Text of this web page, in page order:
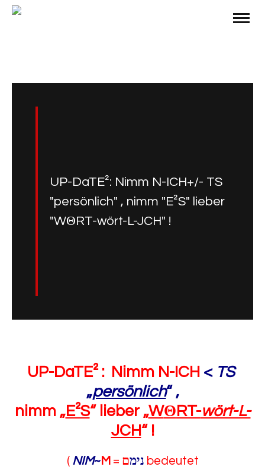
UP-DaTE²: Nimm N-ICH+/- TS
"persönlich" , nimm "E²S" lieber
"WΘRT-wört-L-JCH" !
UP-DaTE² : Nimm N-ICH < TS
„persönlich“ ,
nimm „E²S“ lieber „WΘ RT-wört-L-
JCH“ !
( NIM~M = נימם
bedeutet